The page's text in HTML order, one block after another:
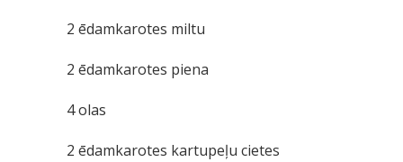
2 ēdamkarotes miltu
2 ēdamkarotes piena
4 olas
2 ēdamkarotes kartupeļu cietes